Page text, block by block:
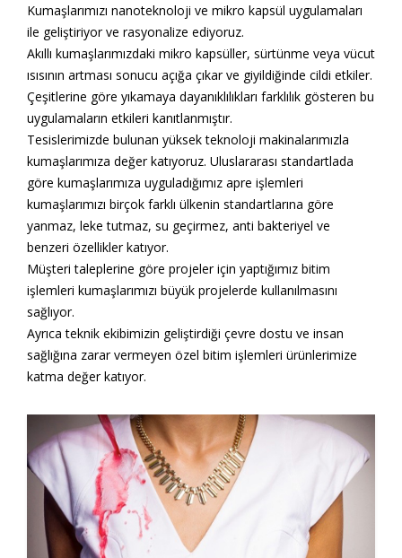
Kumaşlarımızı nanoteknoloji ve mikro kapsül uygulamaları
ile geliştiriyor ve rasyonalize ediyoruz.
Akıllı kumaşlarımızdaki mikro kapsüller, sürtünme veya vücut
ısısının artması sonucu açığa çıkar ve giyildiğinde cildi etkiler.
Çeşitlerine göre yıkamaya dayanıklılıkları farklılık gösteren bu
uygulamaların etkileri kanıtlanmıştır.
Tesislerimizde bulunan yüksek teknoloji makinalarımızla
kumaşlarımıza değer katıyoruz. Uluslararası standartlada
göre kumaşlarımıza uyguladığımız apre işlemleri
kumaşlarımızı birçok farklı ülkenin standartlarına göre
yanmaz, leke tutmaz, su geçirmez, anti bakteriyel ve
benzeri özellikler katıyor.
Müşteri taleplerine göre projeler için yaptığımız bitim
işlemleri kumaşlarımızı büyük projelerde kullanılmasını
sağlıyor.
Ayrıca teknik ekibimizin geliştirdiği çevre dostu ve insan
sağlığına zarar vermeyen özel bitim işlemleri ürünlerimize
katma değer katıyor.